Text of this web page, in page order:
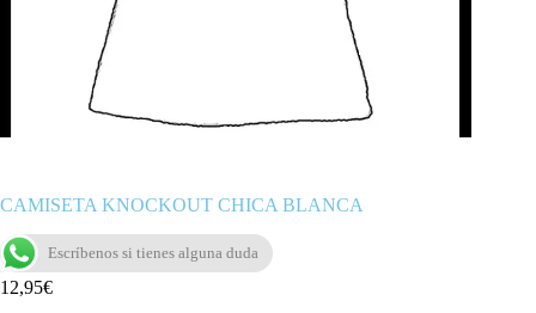
CAMISETA KNOCKOUT CHICA BLANCA
Escríbenos si tienes alguna duda
12,95€